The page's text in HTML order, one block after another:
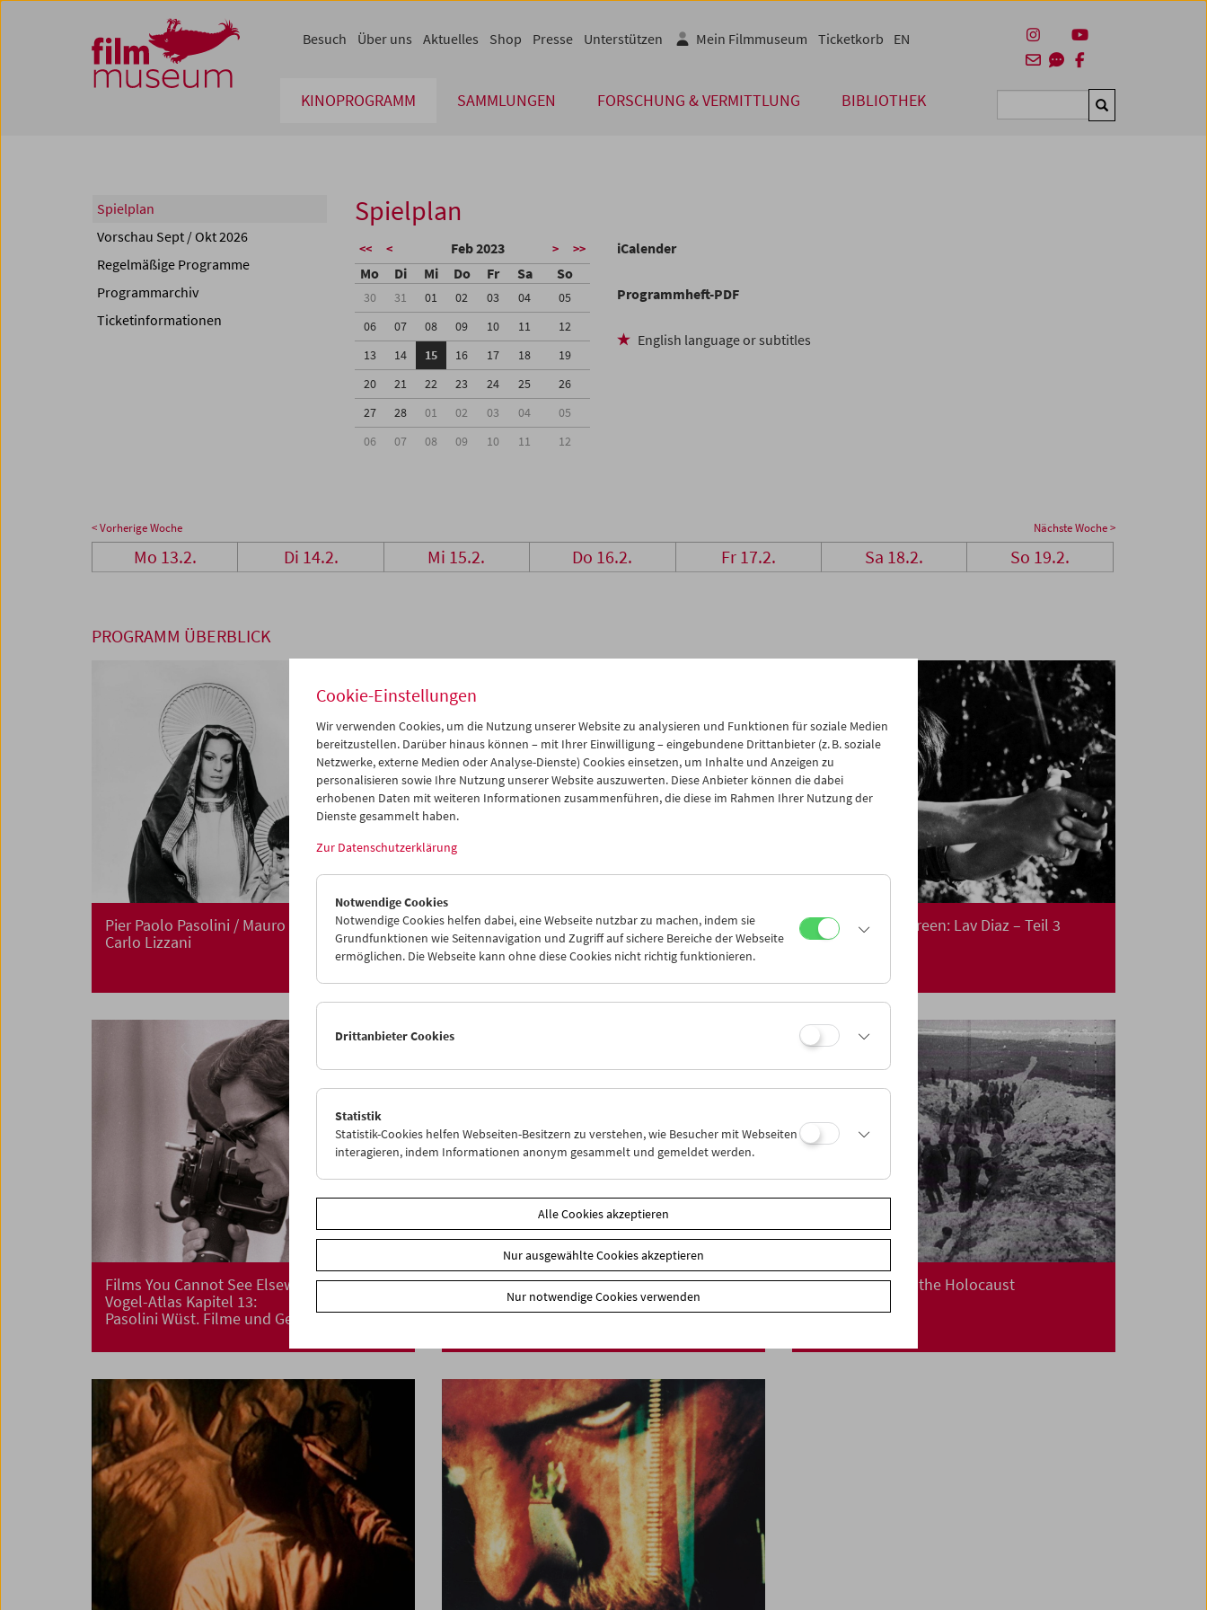
Zum Inhalt
Zum Hauptmenü
Zur Servicenavigation
Zum Suche
KINOPROGRAMM SAMMLUNGEN FORSCHUNG & VERMITTLUNG BIBLIOTHEK Suchen
Besuch Über uns Aktuelles Shop Presse Unterstützen Mein Filmmuseum Ticketkorb EN
Spielplan
Vorschau Sept / Okt 2026
Regelmäßige Programme
Programmarchiv
Ticketinformationen
Spielplan
<< < Feb 2023 > >>
Mo Di Mi Do Fr Sa So
30 31 01 02 03 04
05
06
07 08 09 10 11
12
13
14 15 16 17 18
19
20
21 22 23 24 25
26
27
28 01 02 03 04
05
06
07 08 09 10 11 12
iCalender
Programmheft-PDF
English language or subtitles
< Vorherige Woche Nächste Woche >
Mo 13.2. Di 14.2. Mi 15.2. Do 16.2. Fr 17.2. Sa 18.2. So 19.2.
PROGRAMM ÜBERBLICK
Pier Paolo Pasolini / Mauro Bolognini /
Carlo Lizzani
Kino für die Kleinsten: Cinemini on Tour: Ein
Spritzer Farbe
Collection on Screen: Lav Diaz – Teil 3
Films You Cannot See Elsewhere Amos-
Vogel-Atlas Kapitel 13:
Pasolini Wüst. Filme und Gespräch
Collection on Screen: Augen schauen Dich
an: Peter Lorre
Visual History of the Holocaust
Cookie-Einstellungen
Wir verwenden Cookies, um die Nutzung unserer Website zu analysieren und Funktionen für soziale Medien
bereitzustellen. Darüber hinaus können – mit Ihrer Einwilligung – eingebundene Drittanbieter (z. B. soziale
Netzwerke, externe Medien oder Analyse-Dienste) Cookies einsetzen, um Inhalte und Anzeigen zu
personalisieren sowie Ihre Nutzung unserer Website auszuwerten. Diese Anbieter können die dabei
erhobenen Daten mit weiteren Informationen zusammenführen, die diese im Rahmen Ihrer Nutzung der
Dienste gesammelt haben.
Zur Datenschutzerklärung
Notwendige Cookies
Notwendige Cookies helfen dabei, eine Webseite nutzbar zu machen, indem sie
Grundfunktionen wie Seitennavigation und Zugriff auf sichere Bereiche der Webseite
ermöglichen. Die Webseite kann ohne diese Cookies nicht richtig funktionieren.
Drittanbieter Cookies
Statistik
Statistik-Cookies helfen Webseiten-Besitzern zu verstehen, wie Besucher mit Webseiten
interagieren, indem Informationen anonym gesammelt und gemeldet werden.
Alle Cookies akzeptieren
Nur ausgewählte Cookies akzeptieren
Nur notwendige Cookies verwenden